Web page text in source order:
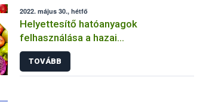
2022. május 30., hétfő
Helyettesítő hatóanyagok
felhasználása a hazai
növényvédelemben
TOVÁBB